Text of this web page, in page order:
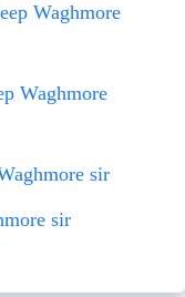
Waghmore
Waghmore
sir
sir